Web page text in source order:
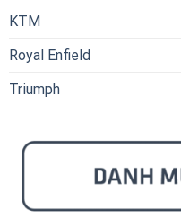
KTM
Royal Enfield
Triumph